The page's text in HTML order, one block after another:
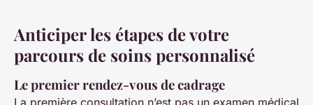
Anticiper les étapes de votre
parcours de soins personnalisé
Le premier rendez-vous de cadrage